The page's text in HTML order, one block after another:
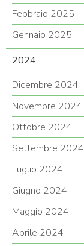
Febbraio 2025
Gennaio 2025
2024
Dicembre 2024
Novembre 2024
Ottobre 2024
Settembre 2024
Luglio 2024
Giugno 2024
Maggio 2024
Aprile 2024